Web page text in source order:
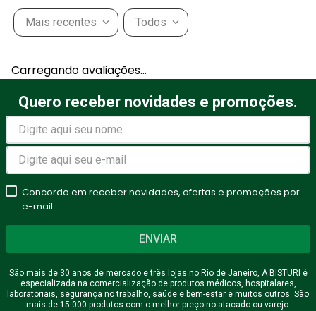
Mais recentes Todos
Carregando avaliações…
Quero receber novidades e promoções.
Concordo em receber novidades, ofertas e promoções por
e-mail.
ENVIAR
São mais de 30 anos de mercado e três lojas no Rio de Janeiro, A BISTURI é
especializada na comercialização de produtos médicos, hospitalares,
laboratoriais, segurança no trabalho, saúde e bem-estar e muitos outros. São
mais de 15.000 produtos com o melhor preço no atacado ou varejo.